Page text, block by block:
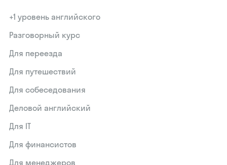
+1 уровень английского
Разговорный курс
Для переезда
Для путешествий
Для собеседования
Деловой английский
Для IT
Для финансистов
Для менеджеров